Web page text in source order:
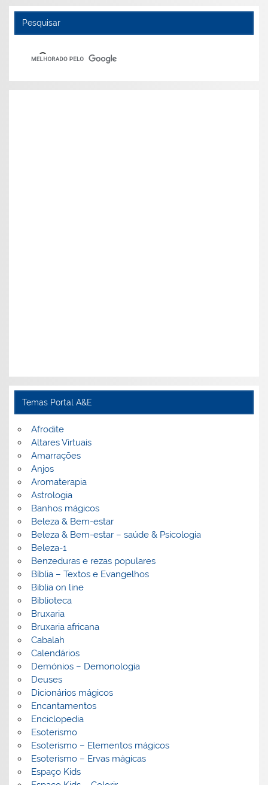
Pesquisar
Temas Portal A&E
Afrodite
Altares Virtuais
Amarrações
Anjos
Aromaterapia
Astrologia
Banhos mágicos
Beleza & Bem-estar
Beleza & Bem-estar – saúde & Psicologia
Beleza-1
Benzeduras e rezas populares
Bíblia – Textos e Evangelhos
Biblia on line
Biblioteca
Bruxaria
Bruxaria africana
Cabalah
Calendários
Demónios – Demonologia
Deuses
Dicionários mágicos
Encantamentos
Enciclopedia
Esoterismo
Esoterismo – Elementos mágicos
Esoterismo – Ervas mágicas
Espaço Kids